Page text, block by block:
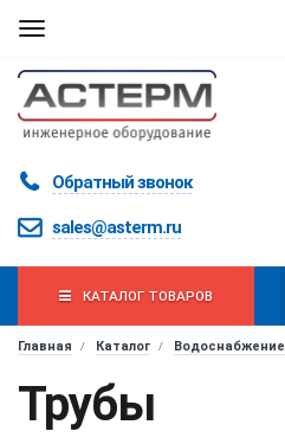
Мобильная
Обратный звонок
sales@asterm.ru
КАТАЛОГ ТОВАРОВ
Главная Каталог Водоснабжение
Трубы